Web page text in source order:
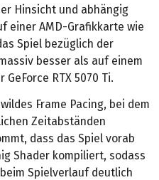
Hinsicht und abhängig
einer AMD-Grafikkarte wie
Spiel bezüglich der
besser als auf einem
RTX 5070 Ti.
Frame Pacing, bei dem
Zeitabständen
dass das Spiel vorab
Shader kompiliert, sodass
Spielverlauf deutlich